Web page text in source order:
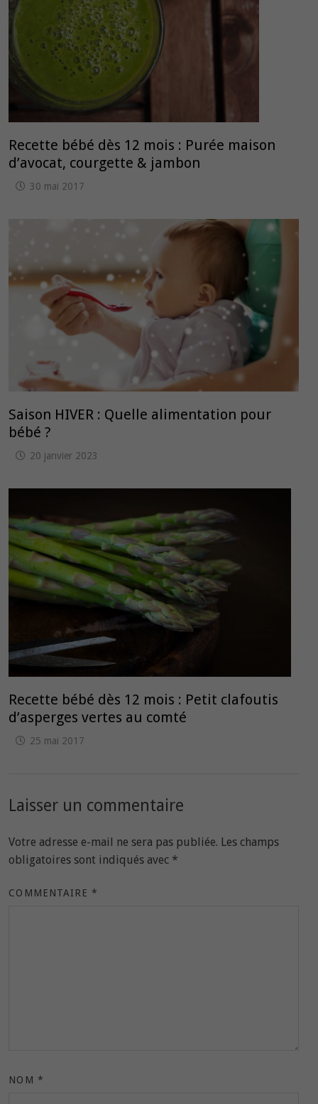
Recette bébé dès 12 mois : Purée maison
d’avocat, courgette & jambon
30 mai 2017
Saison HIVER : Quelle alimentation pour
bébé ?
20 janvier 2023
Recette bébé dès 12 mois : Petit clafoutis
d’asperges vertes au comté
25 mai 2017
Laisser un commentaire
Votre adresse e-mail ne sera pas publiée. Les champs
obligatoires sont indiqués avec *
COMMENTAIRE*
NOM *